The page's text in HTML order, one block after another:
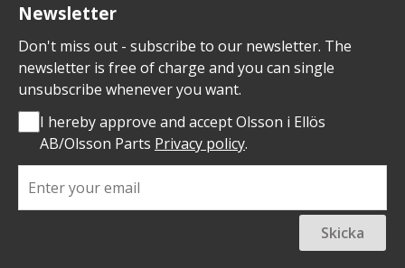
Newsletter
Don't miss out - subscribe to our newsletter. The
newsletter is free of charge and you can single
unsubscribe whenever you want.
I hereby approve and accept Olsson i Ellös
AB/Olsson Parts Privacy policy.
Skicka